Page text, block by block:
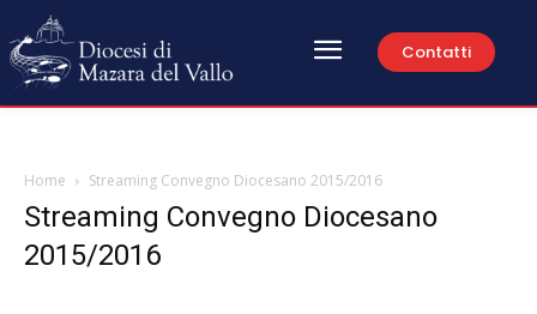
Contatti
Home Streaming Convegno Diocesano 2015/2016
Streaming Convegno Diocesano
2015/2016